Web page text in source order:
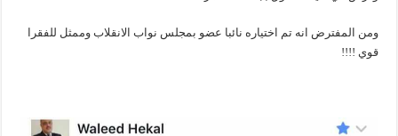
ومن المفترض انه تم اختياره نائبا عضو بمجلس نواب الانقلاب وممثل للفقرا
قوي !!!!